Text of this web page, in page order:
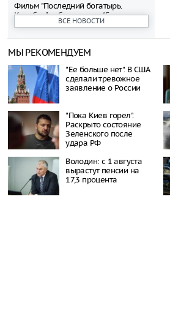
Фильм "Последний богатырь.
Колобок" собрал почти 45
миллионов рублей в день
20:42
Зеленский объявил о намерении
запустить спецоперацию по
санкциям против России
20:27
Департамент транспорта Москвы
рассмотрел возможность зимнего
проката самокатов
20:23
Самый доступный «Москвич» в
России стал рекордно дешевле
Путин одобрил приватизацию
аэропорта Шереметьево
ВСЕ НОВОСТИ
МЫ РЕКОМЕНДУЕМ
"Ее больше нет". В США
сделали тревожное
заявление о России
"Пока Киев горел".
Раскрыто состояние
Зеленского после
удара РФ
Володин: с 1 августа
вырастут пенсии на
17,3 процента